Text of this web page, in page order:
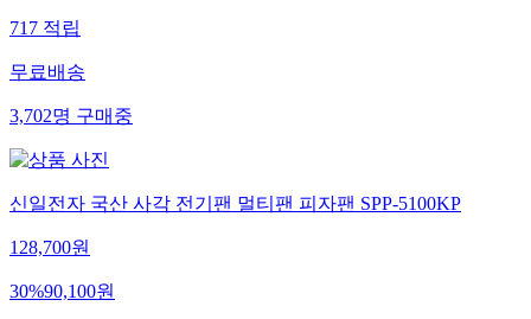
717 적립
무료배송
3,702명 구매중
신일전자 국산 사각 전기팬 멀티팬 피자팬 SPP-5100KP
128,700원
30%90,100원